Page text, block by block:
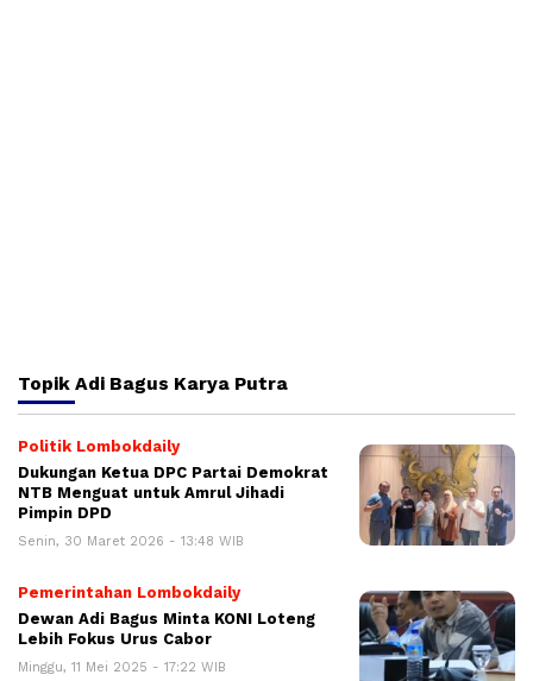
Topik Adi Bagus Karya Putra
Politik Lombokdaily
Dukungan Ketua DPC Partai Demokrat
NTB Menguat untuk Amrul Jihadi
Pimpin DPD
Senin, 30 Maret 2026 - 13:48 WIB
Pemerintahan Lombokdaily
Dewan Adi Bagus Minta KONI Loteng
Lebih Fokus Urus Cabor
Minggu, 11 Mei 2025 - 17:22 WIB